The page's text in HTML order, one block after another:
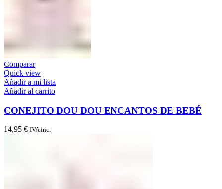
Comparar
Quick view
Añadir a mi lista
Añadir al carrito
CONEJITO DOU DOU ENCANTOS DE BEBÉ
14,95 € IVA inc.